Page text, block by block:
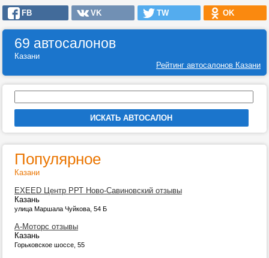
FB VK TW OK
69 автосалонов
Казани
Рейтинг автосалонов Казани
Популярное
Казани
EXEED Центр РРТ Ново-Савиновский отзывы
Казань
улица Маршала Чуйкова, 54 Б
А-Моторс отзывы
Казань
Горьковское шоссе, 55